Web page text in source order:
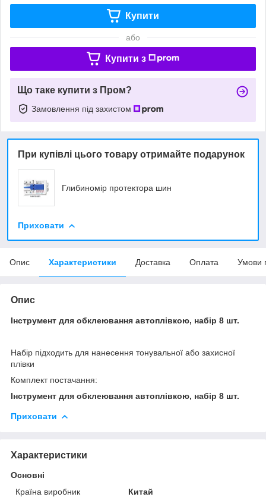
Купити
або
Купити з
Що таке купити з Пром?
Замовлення під захистом
При купівлі цього товару отримайте подарунок
Глибиномір протектора шин
Приховати
Опис Характеристики Доставка Оплата Умови
Опис
Інструмент для обклеювання автоплівкою, набір 8 шт.
Набір підходить для нанесення тонувальної або захисної
плівки
Комплект постачання:
Інструмент для обклеювання автоплівкою, набір 8 шт.
Приховати
Характеристики
Основні
Країна виробник
Китай